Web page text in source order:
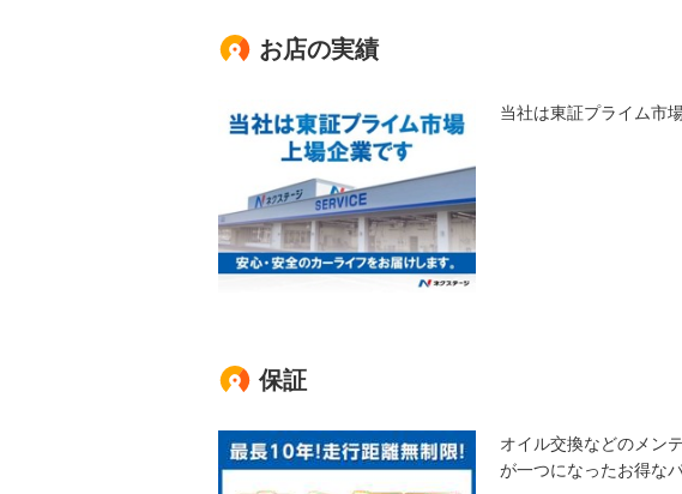
お店の実績
当社は東証プライム市
保証
オイル交換などのメン
が一つになったお得な